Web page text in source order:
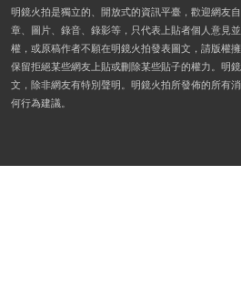
明鏡火拍是獨立的、開放式的資訊平臺，歡迎網友
章、圖片、錄音、錄影等，只代表上貼者個人意見
權，或原稿作者不願在明鏡火拍發表圖文，請版權
保留拒絕某些網友上貼或刪除某些貼子的權力。明
文，除非網友有特別聲明。明鏡火拍所發佈的所有
何行為建議。